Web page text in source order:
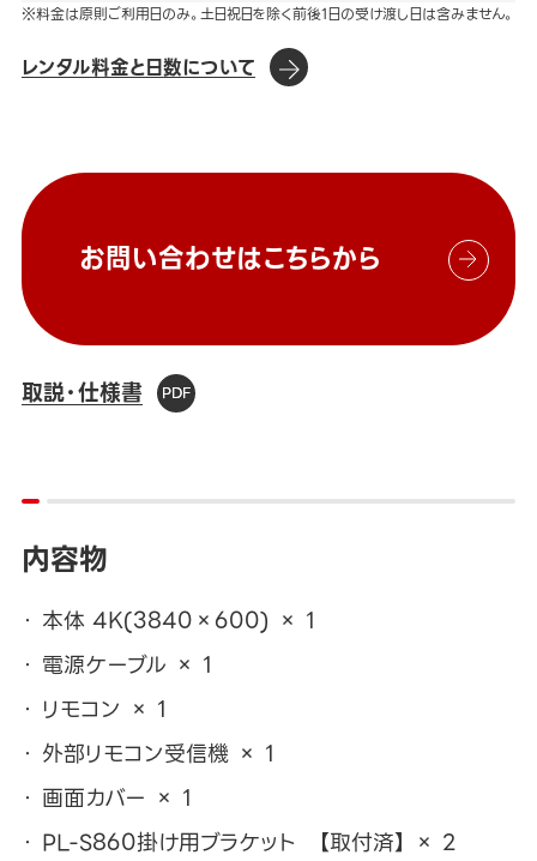
※料金は原則ご利用日のみ。土日祝日を除く前後1日の受け渡し日は含みません。
レンタル料金と日数について
お問い合わせはこちらから
取説・仕様書
内容物
本体 4K(3840×600) × 1
電源ケーブル × 1
リモコン × 1
外部リモコン受信機 × 1
画面カバー × 1
PL-S860掛け用ブラケット 【取付済】 × 2